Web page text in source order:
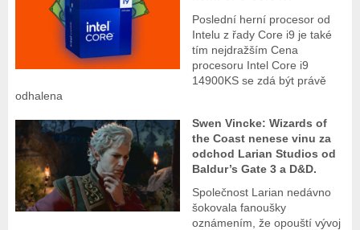
Poslední herní procesor od
Intelu z řady Core i9 je také
tím nejdražším Cena
procesoru Intel Core i9
14900KS se zdá být právě
odhalena
Swen Vincke: Wizards of
the Coast nenese vinu za
odchod Larian Studios od
Baldur’s Gate 3 a D&D.
Společnost Larian nedávno
šokovala fanoušky
oznámením, že opouští vývoj